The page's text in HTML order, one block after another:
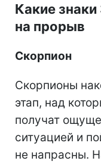
Какие
на прорыв
Скорпион
Скорпионы
этап, над
получат
ситуацией и
не напрасны.